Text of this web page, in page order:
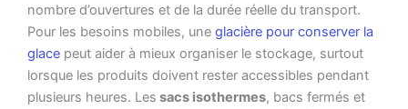
nombre d’ouvertures et de la durée réelle du transport.
Pour les besoins mobiles, une glacière pour conserver la
glace peut aider à mieux organiser le stockage, surtout
lorsque les produits doivent rester accessibles pendant
plusieurs heures. Les sacs isothermes, bacs fermés et